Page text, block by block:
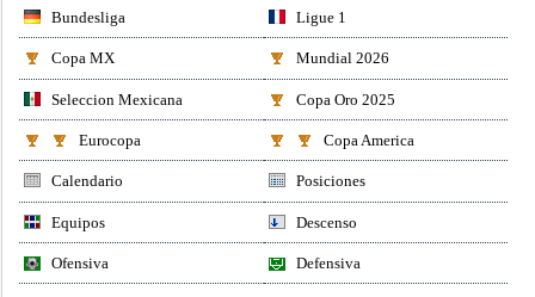
Bundesliga Ligue 1
Copa MX Mundial 2026
Seleccion Mexicana Copa Oro 2025
Eurocopa Copa America
Calendario Posiciones
Equipos Descenso
Ofensiva Defensiva